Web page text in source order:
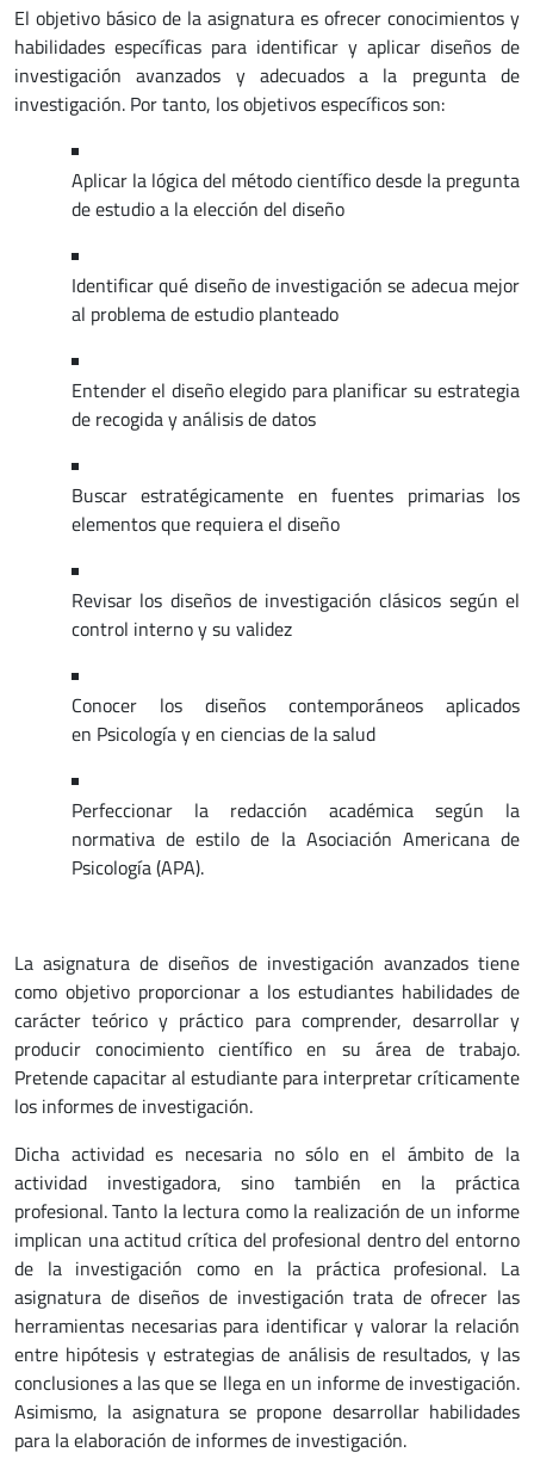
El objetivo básico de la asignatura es ofrecer conocimientos y
habilidades específicas para identificar y aplicar diseños de
investigación avanzados y adecuados a la pregunta de
investigación. Por tanto, los objetivos específicos son:
Aplicar la lógica del método científico desde la pregunta
de estudio a la elección del diseño
Identificar qué diseño de investigación se adecua mejor
al problema de estudio planteado
Entender el diseño elegido para planificar su estrategia
de recogida y análisis de datos
Buscar estratégicamente en fuentes primarias los
elementos que requiera el diseño
Revisar los diseños de investigación clásicos según el
control interno y su validez
Conocer los diseños contemporáneos aplicados
en Psicología y en ciencias de la salud
Perfeccionar la redacción académica según la
normativa de estilo de la Asociación Americana de
Psicología (APA).
La asignatura de diseños de investigación avanzados tiene
como objetivo proporcionar a los estudiantes habilidades de
carácter teórico y práctico para comprender, desarrollar y
producir conocimiento científico en su área de trabajo.
Pretende capacitar al estudiante para interpretar críticamente
los informes de investigación.
Dicha actividad es necesaria no sólo en el ámbito de la
actividad investigadora, sino también en la práctica
profesional. Tanto la lectura como la realización de un informe
implican una actitud crítica del profesional dentro del entorno
de la investigación como en la práctica profesional. La
asignatura de diseños de investigación trata de ofrecer las
herramientas necesarias para identificar y valorar la relación
entre hipótesis y estrategias de análisis de resultados, y las
conclusiones a las que se llega en un informe de investigación.
Asimismo, la asignatura se propone desarrollar habilidades
para la elaboración de informes de investigación.